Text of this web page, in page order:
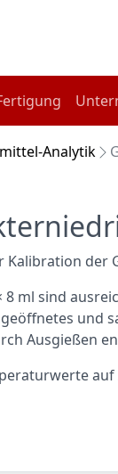
Analytik
Kalibration
8 ml sind
und
Ausgießen
auf